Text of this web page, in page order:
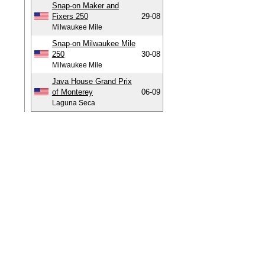
Snap-on Maker and
Fixers 250
Milwaukee Mile
29-08
Snap-on Milwaukee Mile
250
Milwaukee Mile
30-08
Java House Grand Prix
of Monterey
Laguna Seca
06-09